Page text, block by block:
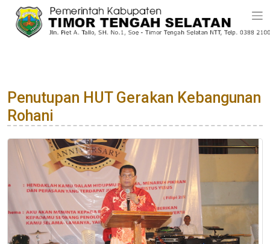
Penutupan HUT Gerakan Kebangunan
Rohani